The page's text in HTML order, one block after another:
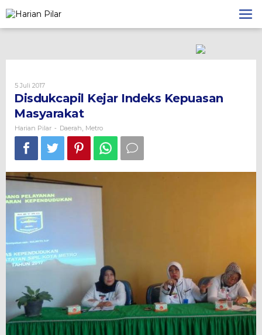
to
content
5 Juli 2017Oleh
Harian
Pilar
Disdukcapil Kejar Indeks Kepuasan
Masyarakat
Harian Pilar - Daerah Metro